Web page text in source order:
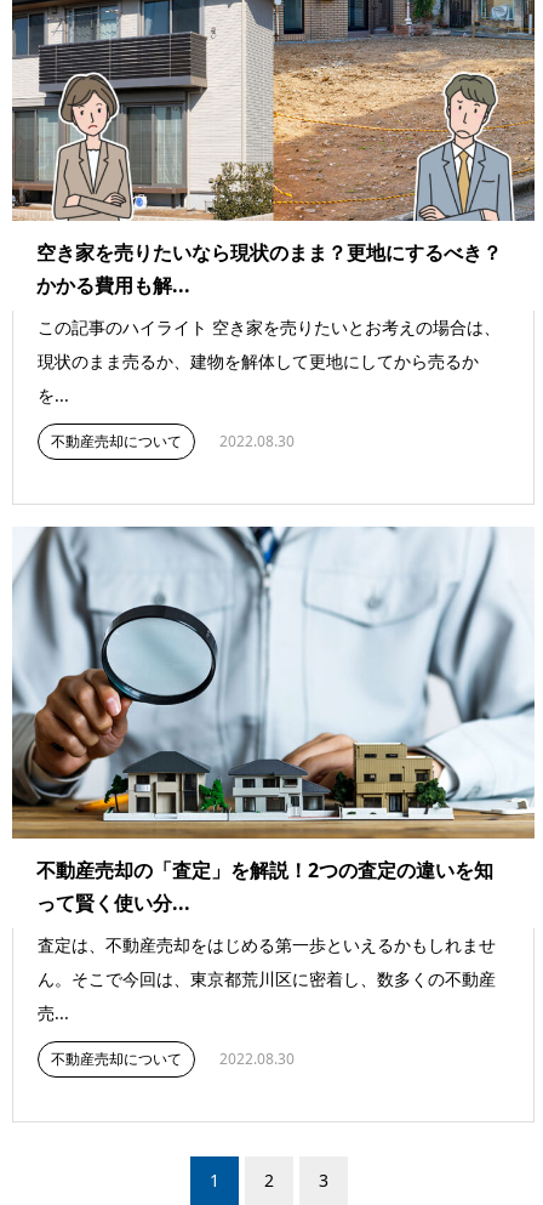
空き家を売りたいなら現状のまま？更地にするべき？
かかる費用も解...
この記事のハイライト 空き家を売りたいとお考えの場合は、
現状のまま売るか、建物を解体して更地にしてから売るか
を...
不動産売却について 2022.08.30
不動産売却の「査定」を解説！2つの査定の違いを知
って賢く使い分...
査定は、不動産売却をはじめる第一歩といえるかもしれませ
ん。そこで今回は、東京都荒川区に密着し、数多くの不動産
売...
不動産売却について 2022.08.30
1 2 3